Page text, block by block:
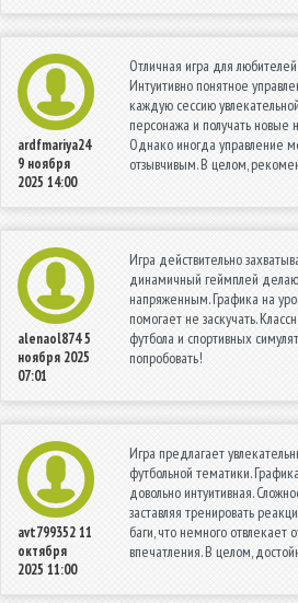
ardfmariya24
9 ноября
2025 14:00
Отличная игра для
Интуитивно понятное
каждую сессию
персонажа и получать новые
Однако иногда управление
отзывчивым. В целом,
alenaol8745
ноября 2025
07:01
Игра действительно
динамичный геймплей
напряженным. Графика на
помогает не заскучать.
футбола и спортивных
попробовать!
avt79935211
октября
2025 11:00
Игра предлагает
футбольной тематики.
довольно интуитивная.
заставляя тренировать
баги, что немного отвлекает
впечатления. В целом,